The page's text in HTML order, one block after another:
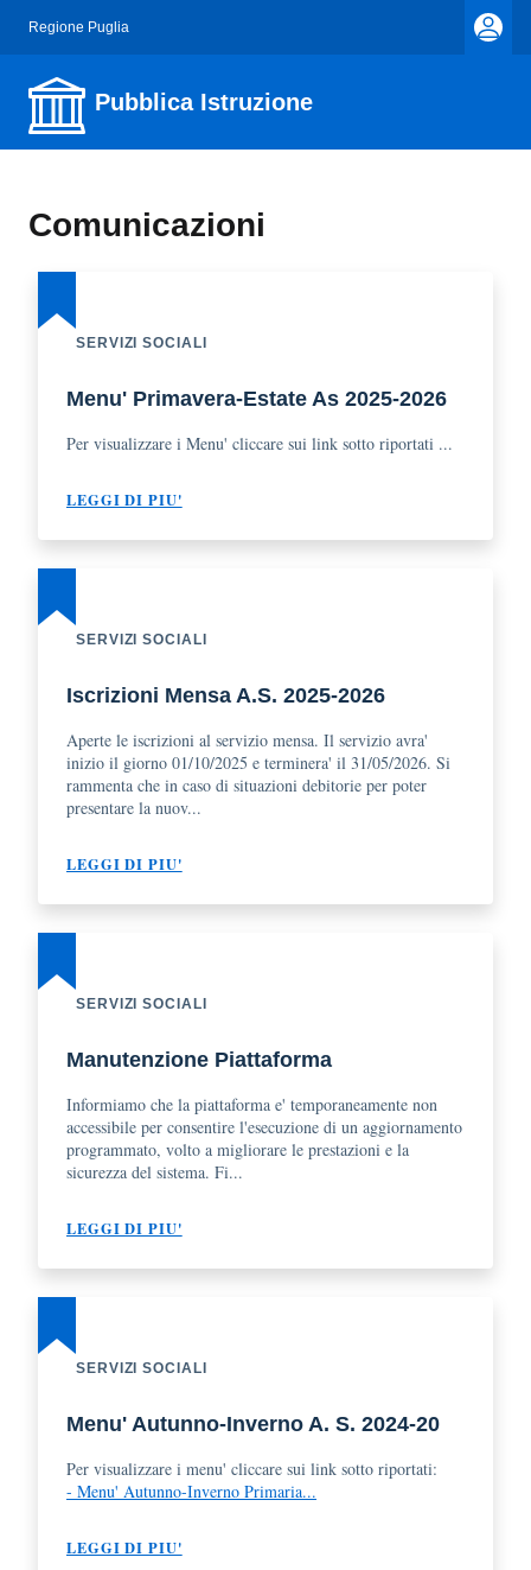
Regione Puglia
Pubblica Istruzione
Comunicazioni
SERVIZI SOCIALI
Menu' Primavera-Estate As 2025-2026
Per visualizzare i Menu' cliccare sui link sotto riportati ...
LEGGI DI PIU'
SERVIZI SOCIALI
Iscrizioni Mensa A.S. 2025-2026
Aperte le iscrizioni al servizio mensa. Il servizio avra'
inizio il giorno 01/10/2025 e terminera' il 31/05/2026. Si
rammenta che in caso di situazioni debitorie per poter
presentare la nuov...
LEGGI DI PIU'
SERVIZI SOCIALI
Manutenzione Piattaforma
Informiamo che la piattaforma e' temporaneamente non
accessibile per consentire l'esecuzione di un aggiornamento
programmato, volto a migliorare le prestazioni e la
sicurezza del sistema. Fi...
LEGGI DI PIU'
SERVIZI SOCIALI
Menu' Autunno-Inverno A. S. 2024-20
Per visualizzare i menu' cliccare sui link sotto riportati:
- Menu' Autunno-Inverno Primaria...
LEGGI DI PIU'